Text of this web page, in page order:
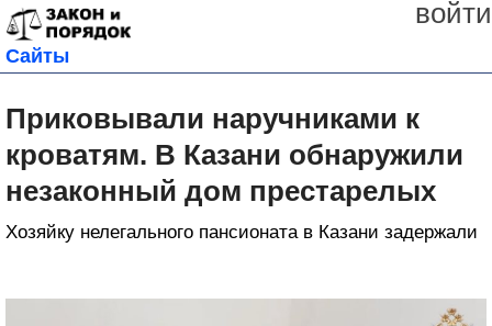
войти
Сайты
Приковывали наручниками к
кроватям. В Казани обнаружили
незаконный дом престарелых
Хозяйку нелегального пансионата в Казани задержали